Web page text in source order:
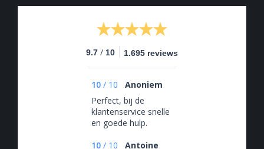
9.7 / 10 1.695 reviews
10 / 10
Anoniem
Perfect, bij de
klantenservice snelle
en goede hulp.
10 / 10
Antoine